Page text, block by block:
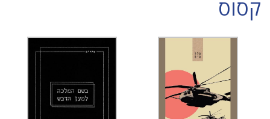
קסוס